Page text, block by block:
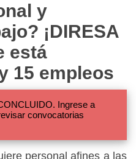
y
¡DIRESA
está
15 empleos
Ingrese a
convocatorias
personal afines a las